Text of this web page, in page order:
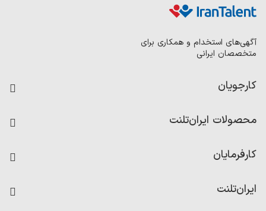
آگهی‌های استخدام و همکاری برای
متخصصان ایرانی
کارجویان
رزومه ساز
امتیاز شرکت‌ها
محصولات ایران‌تلنت
کاردیکس
کارفرمایان
ایران‌تلنت